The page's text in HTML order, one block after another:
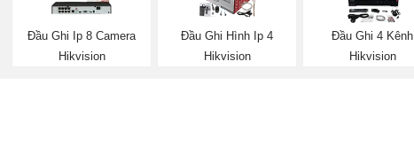
Đầu Ghi Ip 8 Camera
Hikvision
Đầu Ghi Hình Ip 4
Hikvision
Đầu Ghi 4 Kênh
Hikvision